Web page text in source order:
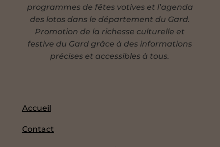
programmes de fêtes votives et l’agenda
des lotos dans le département du Gard.
Promotion de la richesse culturelle et
festive du Gard grâce à des informations
précises et accessibles à tous.
Accueil
Contact